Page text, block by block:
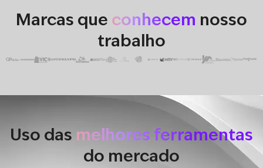
Marcas que conhecem nosso
trabalho
Uso das melhores ferramentas
do mercado